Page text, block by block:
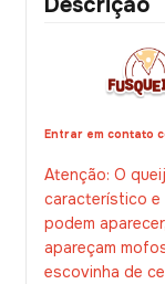
Entrar em contato
Atenção: O
característico
podem
apareçam
escovinha de